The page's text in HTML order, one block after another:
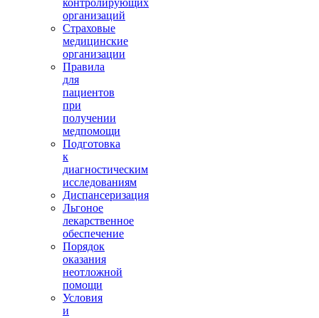
контролирующих
организаций
Страховые
медицинские
организации
Правила
для
пациентов
при
получении
медпомощи
Подготовка
к
диагностическим
исследованиям
Диспансеризация
Льгоное
лекарственное
обеспечение
Порядок
оказания
неотложной
помощи
Условия
и